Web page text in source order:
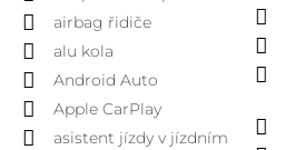
airbag řidiče
alu kola
Android Auto
Apple CarPlay
asistent jízdy v jízdním